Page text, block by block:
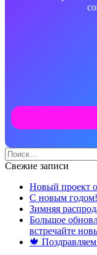
Search
for:
Свежие записи
Новый проект
С новым годом!
Зимняя
Большое
встречайте
🍁